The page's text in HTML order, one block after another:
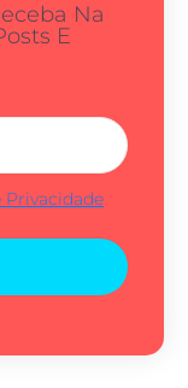
Na
E